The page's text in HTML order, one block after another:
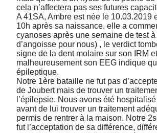
cela n’affectera pas ses futures
A 41SA, Ambre est née le 10.03.2019
10h après sa naissance, elle a
cyanoses après une semaine de test à
d’angoisse pour nous) , le verdict
signe de la dent molaire sur son IRM
malheureusement son EEG indique
épileptique.
Notre 1ère bataille ne fut pas
de Joubert mais de trouver un
l’épilepsie. Nous avons été
avant de lui trouver un traitement
permis de rentrer à la maison. Notre
fut l’acceptation de sa différence,